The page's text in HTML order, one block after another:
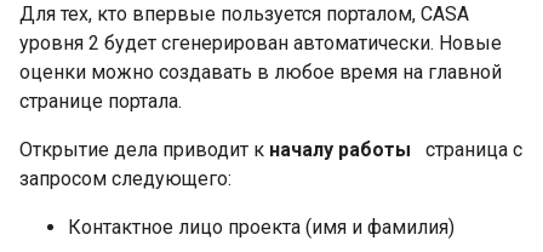
Для тех, кто впервые пользуется порталом, CASA
уровня 2 будет сгенерирован автоматически. Новые
оценки можно создавать в любое время на главной
странице портала.
Открытие дела приводит к началу работы
страница с
запросом следующего:
Контактное лицо проекта (имя и фамилия)